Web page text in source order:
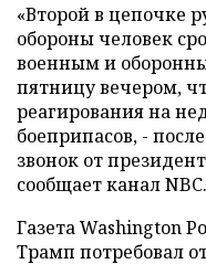
«Второй в цепочке
обороны человек
военным и
пятницу вечером,
реагирования на
боеприпасов, -
звонок от
сообщает канал NBC.
Газета Washington
Трамп потребовал